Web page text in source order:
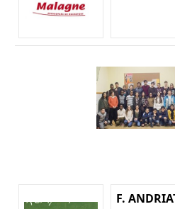
F.